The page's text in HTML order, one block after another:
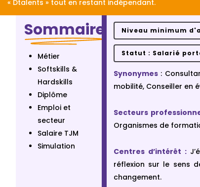
« Dtalents » tout en restant indépendant.
Sommaire
Métier
Softskills &
Hardskills
Diplôme
Emploi et
secteur
Salaire TJM
Simulation
Niveau minimum
Statut : Salarié
Synonymes :
mobilité, Conseiller en
Secteurs
Organismes de
Centres d’intérêt :
réflexion sur le sens
changement.